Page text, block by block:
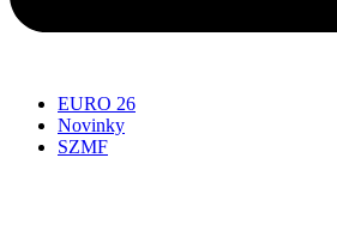
EURO 26
Novinky
SZMF